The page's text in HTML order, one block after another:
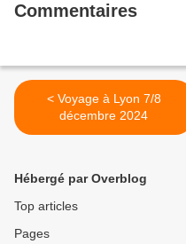
Commentaires
< Voyage à Lyon 7/8
décembre 2024
Hébergé par Overblog
Top articles
Pages